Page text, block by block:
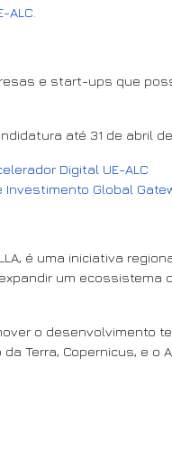
ALC.
e start-ups que
até 31 de abril de
Digital UE-ALC
Investimento Global
é uma iniciativa
um ecossistema
o desenvolvimento
Terra, Copernicus, e o